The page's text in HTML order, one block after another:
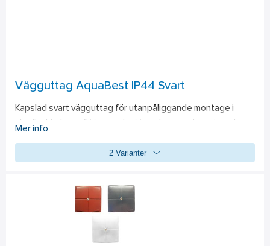
Vägguttag AquaBest IP44 Svart
Kapslad svart vägguttag för utanpåliggande montage i
slagfast halogenfri termoplast i modern smutsavvisande
fasader som är målade i faluröd färg. Vägguttaget är
Mer info
2 Varianter